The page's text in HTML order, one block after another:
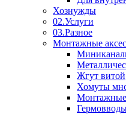
Хознужды
02.Услуги
03.Разное
Монтажные
Жгут витой
Хомуты